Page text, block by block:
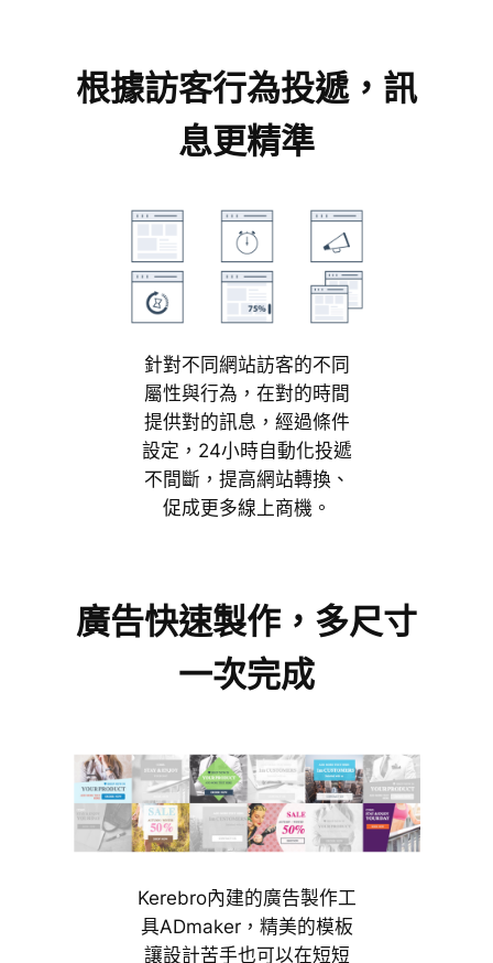
根據訪客行為投遞，訊
息更精準
針對不同網站訪客的不同
屬性與行為，在對的時間
提供對的訊息，經過條件
設定，24小時自動化投遞
不間斷，提高網站轉換、
促成更多線上商機。
廣告快速製作，多尺寸
一次完成
Kerebro內建的廣告製作工
具ADmaker，精美的模板
讓設計苦手也可以在短短